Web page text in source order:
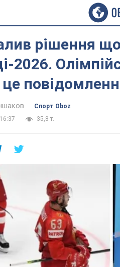
рішення
2026.
Спорт Oboz
35,8 т.